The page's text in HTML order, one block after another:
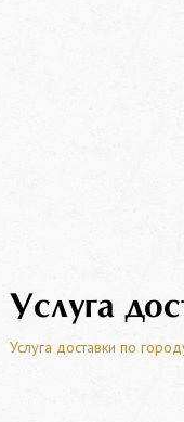
Услуга
Услуга доставки по